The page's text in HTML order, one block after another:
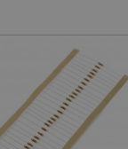
PrestaShop-
[abcdef0123456789]{32}
isListDisplay
Zásadách ochrany